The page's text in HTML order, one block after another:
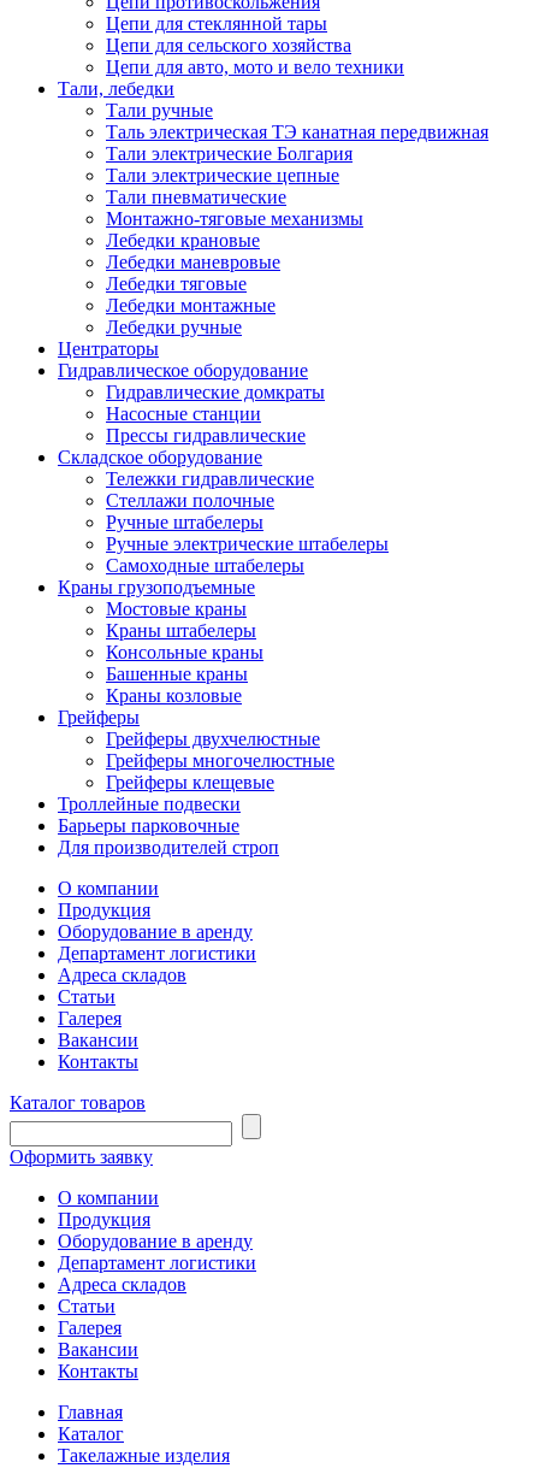
Цепи для стеклянной тары
Цепи для сельского хозяйства
Цепи для авто, мото и вело техники
Тали, лебедки
Тали ручные
Таль электрическая ТЭ канатная передвижная
Тали электрические Болгария
Тали электрические цепные
Тали пневматические
Монтажно-тяговые механизмы
Лебедки крановые
Лебедки маневровые
Лебедки тяговые
Лебедки монтажные
Лебедки ручные
Центраторы
Гидравлическое оборудование
Гидравлические домкраты
Насосные станции
Прессы гидравлические
Складское оборудование
Тележки гидравлические
Cтеллажи полочные
Ручные штабелеры
Ручные электрические штабелеры
Самоходные штабелеры
Краны грузоподъемные
Мостовые краны
Краны штабелеры
Консольные краны
Башенные краны
Краны козловые
Грейферы
Грейферы двухчелюстные
Грейферы многочелюстные
Грейферы клещевые
Троллейные подвески
Барьеры парковочные
Для производителей строп
О компании
Продукция
Оборудование в аренду
Департамент логистики
Адреса складов
Статьи
Галерея
Вакансии
Контакты
Каталог товаров
Оформить заявку
О компании
Продукция
Оборудование в аренду
Департамент логистики
Адреса складов
Статьи
Галерея
Вакансии
Контакты
Главная
Каталог
Такелажные изделия